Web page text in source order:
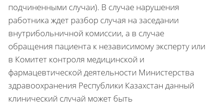
подчиненными случаи). В случае нарушения
работника ждет разбор случая на заседании
внутрибольничной комиссии, а в случае
обращения пациента к независимому эксперту или
в Комитет контроля медицинской и
фармацевтической деятельности Министерства
здравоохранения Республики Казахстан данный
клинический случай может быть